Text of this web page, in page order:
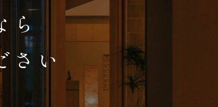
ら
さい